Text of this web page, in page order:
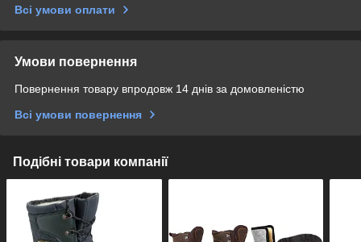
Всі умови оплати
Умови повернення
Повернення товару впродовж 14 днів за домовленістю
Всі умови повернення
Подібні товари компанії